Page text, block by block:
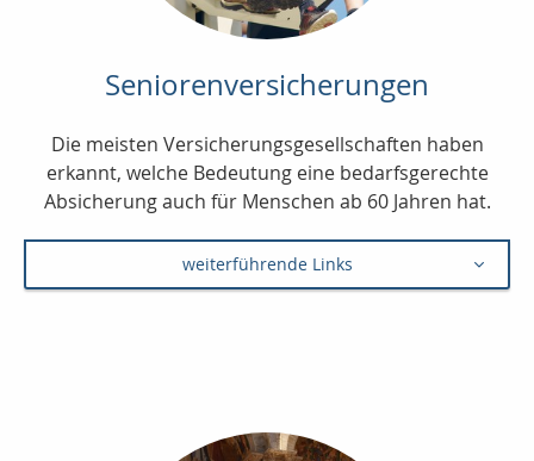
Seniorenversicherungen
Die meisten Versicherungsgesellschaften haben
erkannt, welche Bedeutung eine bedarfsgerechte
Absicherung auch für Menschen ab 60 Jahren hat.
weiterführende Links